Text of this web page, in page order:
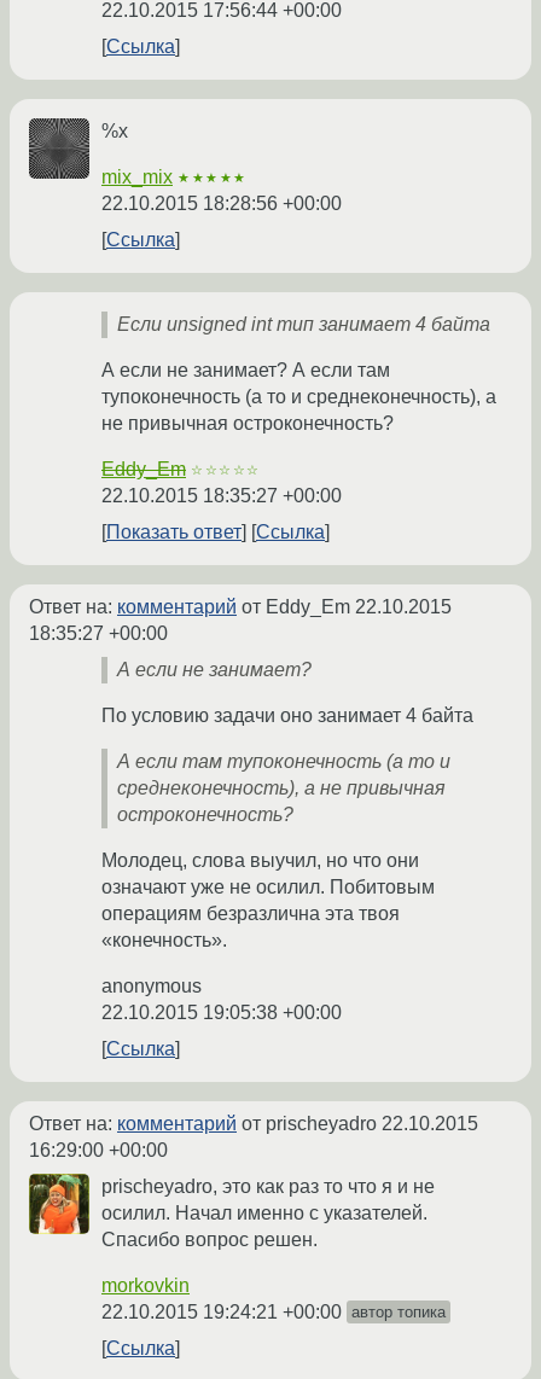
22.10.2015 17:56:44 +00:00
Ссылка
%x
mix_mix ★★★★★
22.10.2015 18:28:56 +00:00
Ссылка
Если unsigned int тип занимает 4 байта
А если не занимает? А если там
тупоконечность (а то и среднеконечность), а
не привычная остроконечность?
Eddy_Em ☆☆☆☆☆
22.10.2015 18:35:27 +00:00
Показать ответ
Ссылка
Ответ на: комментарий от Eddy_Em 22.10.2015
18:35:27 +00:00
А если не занимает?
По условию задачи оно занимает 4 байта
А если там тупоконечность (а то и
среднеконечность), а не привычная
остроконечность?
Молодец, слова выучил, но что они
означают уже не осилил. Побитовым
операциям безразлична эта твоя
«конечность».
anonymous
22.10.2015 19:05:38 +00:00
Ссылка
Ответ на: комментарий от prischeyadro 22.10.2015
16:29:00 +00:00
prischeyadro, это как раз то что я и не
осилил. Начал именно с указателей.
Спасибо вопрос решен.
morkovkin
22.10.2015 19:24:21 +00:00 автор топика
Ссылка